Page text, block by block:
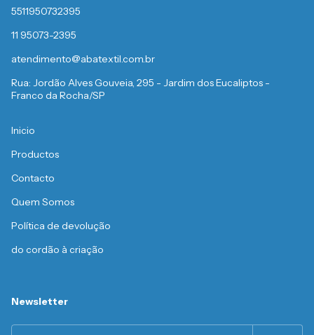
5511950732395
11 95073-2395
atendimento@abatextil.com.br
Rua: Jordão Alves Gouveia, 295 - Jardim dos Eucaliptos -
Franco da Rocha/SP
Inicio
Productos
Contacto
Quem Somos
Política de devolução
do cordão à criação
Newsletter